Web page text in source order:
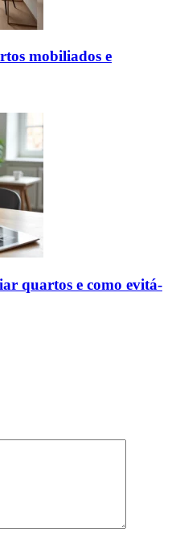
mobiliados e
quartos e como evitá-